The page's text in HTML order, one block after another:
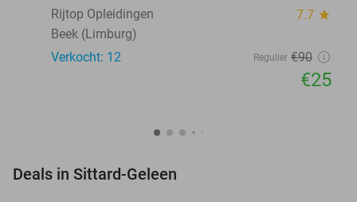
Rijtop Opleidingen
7.7 star
Beek (Limburg)
Verkocht: 12
Regulier €90
€25
Deals in Sittard-Geleen